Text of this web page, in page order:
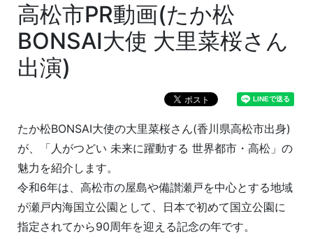
高松市PR動画(たか松
BONSAI大使 大里菜桜さん
出演)
たか松BONSAI大使の大里菜桜さん(香川県高松市出身)
が、「人がつどい 未来に躍動する 世界都市・高松」の
魅力を紹介します。
令和6年は、高松市の屋島や備讃瀬戸を中心とする地域
が瀬戸内海国立公園として、日本で初めて国立公園に
指定されてから90周年を迎える記念の年です。